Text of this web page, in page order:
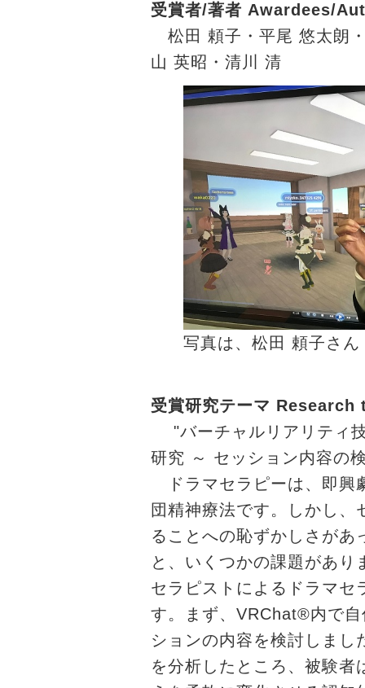
受賞者/著者 Awardees/
松田 頼子・平尾 悠太朗
山 英昭・清川 清
写真は、松田 頼子さん
受賞研究テーマ Research
"バーチャルリアリティ
研究 ～ セッション内容の
ドラマセラピーは、即興
団精神療法です。しかし、
ることへの恥ずかしさがあ
と、いくつかの課題があ
セラピストによるドラマセ
す。まず、VRChat®内で
ションの内容を検討しまし
を分析したところ、被験者